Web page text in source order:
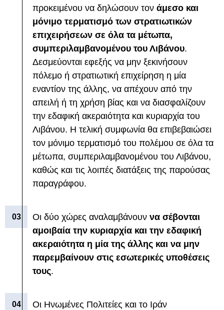
προκειμένου να δηλώσουν τον άμεσο και
μόνιμο τερματισμό των στρατιωτικών
επιχειρήσεων σε όλα τα μέτωπα,
συμπεριλαμβανομένου του Λιβάνου.
Δεσμεύονται εφεξής να μην ξεκινήσουν
πόλεμο ή στρατιωτική επιχείρηση η μία
εναντίον της άλλης, να απέχουν από την
απειλή ή τη χρήση βίας και να διασφαλίζουν
την εδαφική ακεραιότητα και κυριαρχία του
Λιβάνου. Η τελική συμφωνία θα επιβεβαιώσει
τον μόνιμο τερματισμό του πολέμου σε όλα τα
μέτωπα, συμπεριλαμβανομένου του Λιβάνου,
καθώς και τις λοιπές διατάξεις της παρούσας
παραγράφου.
Οι δύο χώρες αναλαμβάνουν να σέβονται
αμοιβαία την κυριαρχία και την εδαφική
ακεραιότητα η μία της άλλης και να μην
παρεμβαίνουν στις εσωτερικές υποθέσεις
τους.
Οι Ηνωμένες Πολιτείες και το Ιράν